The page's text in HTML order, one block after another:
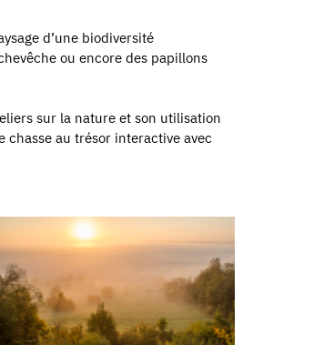
d’une biodiversité
ou encore des papillons
sur la nature et son utilisation
au trésor interactive avec